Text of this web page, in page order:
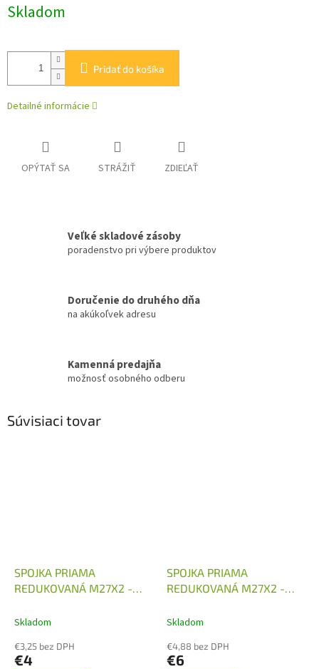
cena:
Skladom
Pridať do košíka
Detailné informácie
OPÝTAŤ SA STRÁŽIŤ ZDIEĽAŤ
Veľké skladové zásoby
poradenstvo pri výbere produktov
Doručenie do druhého dňa
na akúkoľvek adresu
Kamenná predajňa
možnosť osobného odberu
Súvisiaci tovar
SPOJKA PRIAMA
REDUKOVANÁ M27X2 -
Skladom
€3,25 bez DPH
€4
SPOJKA PRIAMA
REDUKOVANÁ M27X2 -
Skladom
€4,88 bez DPH
€6